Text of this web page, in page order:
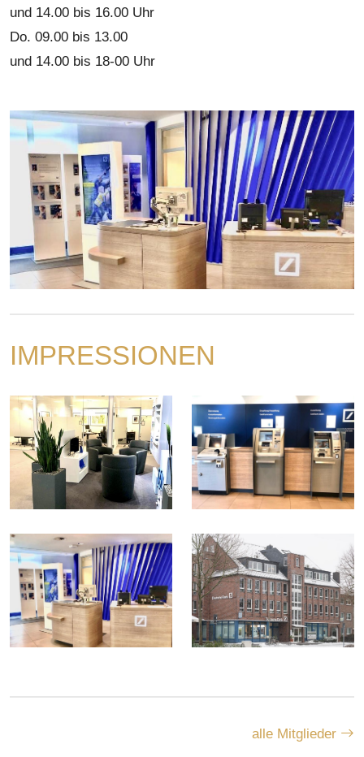
und 14.00 bis 16.00 Uhr
Do. 09.00 bis 13.00
und 14.00 bis 18-00 Uhr
IMPRESSIONEN
alle Mitglieder